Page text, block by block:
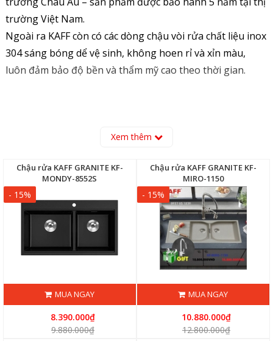
trường Việt Nam.
Ngoài ra KAFF còn có các dòng chậu vòi rửa chất liệu inox
304 sáng bóng dể vệ sinh, không hoen rỉ và xỉn màu,
luôn đảm bảo độ bền và thẩm mỹ cao theo thời gian.
Xem thêm
Chậu rửa KAFF GRANITE KF-
MONDY-8552S
- 15%
MUA NGAY
8.390.000₫
9.880.000₫
Chậu rửa KAFF GRANITE KF-
MIRO-1150
- 15%
MUA NGAY
10.880.000₫
12.800.000₫